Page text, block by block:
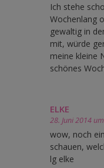
Ich stehe
Wochenlang
gewaltig in
mit, würde
meine kleine
schönes
ELKE
28. Juni 2014
wow, noch
schauen,
lg elke